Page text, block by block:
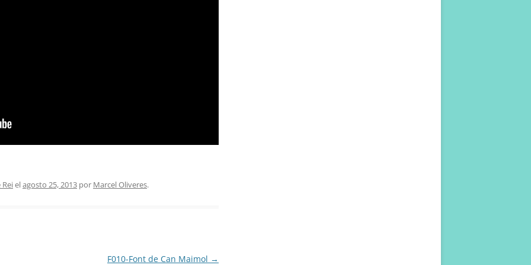
elagosto 25, 2013 por Marcel Oliveres.
F010-Font de Can Maimol →